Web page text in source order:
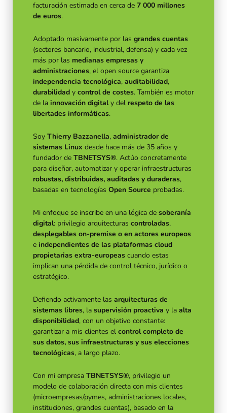
facturación estimada en cerca de 7 000 millones
de euros.
Adoptado masivamente por las grandes cuentas
(sectores bancario, industrial, defensa) y cada vez
más por las medianas empresas y
administraciones, el open source garantiza
independencia tecnológica, auditabilidad,
durabilidad y control de costes. También es motor
de la innovación digitaly del respeto de las
libertades informáticas.
Soy Thierry Bazzanella, administrador de
sistemas Linux desde hace más de 35 años y
fundador de TBNETSYS®. Actúo concretamente
para diseñar, automatizar y operar infraestructuras
robustas, distribuidas, auditadas y duraderas,
basadas en tecnologías Open Source probadas.
Mi enfoque se inscribe en una lógica de soberanía
digital: privilegio arquitecturas controladas,
desplegables on-premise o en actores europeos
e independientes de las plataformas cloud
propietarias extra-europeas cuando estas
implican una pérdida de control técnico, jurídico o
estratégico.
Defiendo activamente las arquitecturas de
sistemas libres, la supervisión proactiva y la alta
disponibilidad, con un objetivo constante:
garantizar a mis clientes el control completo de
sus datos, sus infraestructuras y sus elecciones
tecnológicas, a largo plazo.
Con mi empresa TBNETSYS®, privilegio un
modelo de colaboración directa con mis clientes
(microempresas/pymes, administraciones locales,
instituciones, grandes cuentas), basado en la